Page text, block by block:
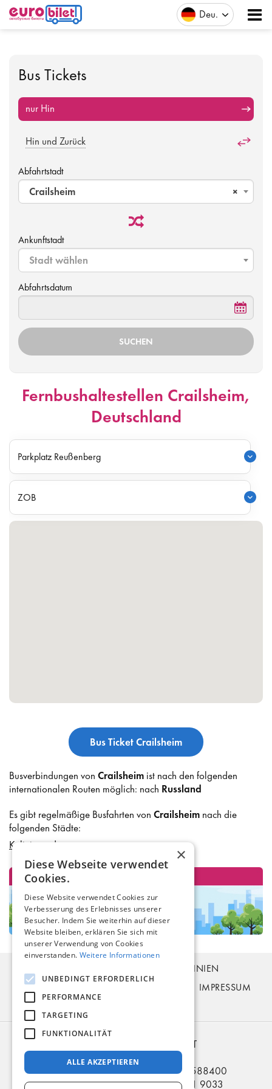
Deu
Bus Tickets
nur Hin
Hin und Zurück
Abfahrtstadt
×
Crailsheim
Ankunftstadt
Stadt wählen
Abfahrtsdatum
Fernbushaltestellen Crailsheim,
Deutschland
Parkplatz Reußenberg
ZOB
Bus Ticket Crailsheim
Busverbindungen von Crailsheim ist nach den folgenden
internationalen Routen möglich: nach Russland
Es gibt regelmäßige Busfahrten von Crailsheim nach die
folgenden Städte:
Kaliningrad
BUSLINIEN
BUSHALTESTELLEN
IMPRESSUM
2006 – 2026 © EURO-BILET
BUS nach RU BY UA
Telefon in Deutschland: +49 5321 3588400
Telefon in der Ukraine: +380 914 81 9033
×
Diese Webseite verwendet
Cookies.
Diese Website verwendet Cookies zur
Verbesserung des Erlebnisses unserer
Besucher. Indem Sie weiterhin auf dieser
Website bleiben, erklären Sie sich mit
unserer Verwendung von Cookies
einverstanden. Weitere Informationen
UNBEDINGT ERFORDERLICH
PERFORMANCE
TARGETING
FUNKTIONALITÄT
ALLE AKZEPTIEREN